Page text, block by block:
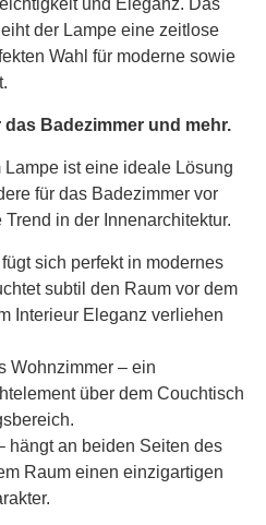
und Eleganz. Das
der Lampe eine zeitlose
Wahl für moderne sowie
Badezimmer und mehr.
ist eine ideale Lösung
für das Badezimmer vor
in der Innenarchitektur.
sich perfekt in modernes
subtil den Raum vor dem
Interieur Eleganz verliehen
Wohnzimmer – ein
über dem Couchtisch
hängt an beiden Seiten des
Raum einen einzigartigen